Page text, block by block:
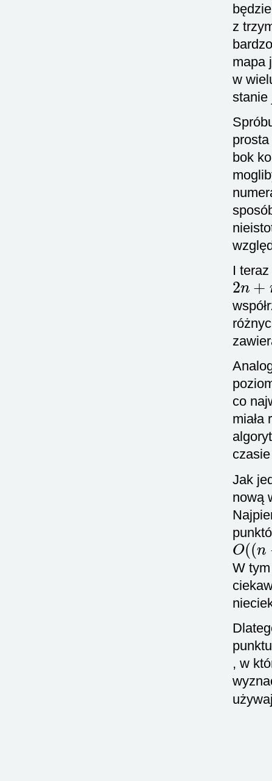
z
mapa
w
stanie
bok
I
2n+m
co
miała
Jak
nową
O((n
W
, w